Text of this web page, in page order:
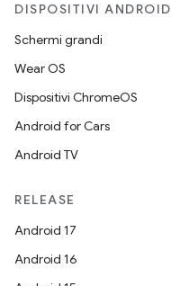
DISPOSITIVI ANDROID
Schermi grandi
Wear OS
Dispositivi ChromeOS
Android for Cars
Android TV
RELEASE
Android 17
Android 16